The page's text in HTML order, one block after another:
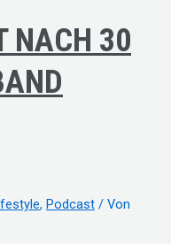
NACH 30
, Podcast / Von